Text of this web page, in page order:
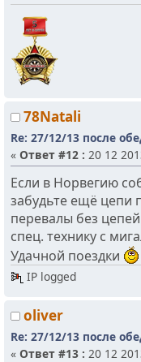
78Natali
Re: 27/12/13 после
« Ответ #12 : 20 12
Если в Норвегию
забудьте ещё цепи
перевалы без
спец. технику с
Удачной поездки
IP logged
oliver
Re: 27/12/13 после
« Ответ #13 : 20 12